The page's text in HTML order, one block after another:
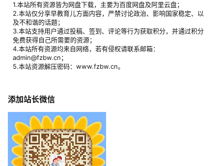
1.本站所有资源皆为网盘下载，主要为百度网盘及阿里云盘；
2.本站仅分享早教育儿方面内容，严禁讨论政治、影响国家稳定、以
及不和谐的话题；
3.本站支持用户通过投稿、签到、评论等行为获取积分，并通过积分
免费获得自己所需要的资源；
4.本站所有资源均来自网络，若有侵权请联系邮箱：
admin@fzbw.cn；
5.本站资源解压密码：www.fzbw.cn。
添加站长微信